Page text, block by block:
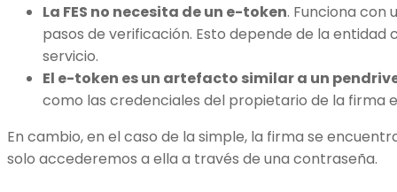
La FES no necesita de un e-token. Funciona con
pasos de verificación. Esto depende de la
servicio.
El e-token es un artefacto similar a un
como las credenciales del propietario de la firma
En cambio, en el caso de la simple, la firma se
solo accederemos a ella a través de una contraseña.